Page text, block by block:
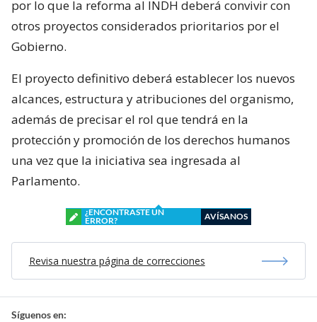
por lo que la reforma al INDH deberá convivir con
otros proyectos considerados prioritarios por el
Gobierno.
El proyecto definitivo deberá establecer los nuevos
alcances, estructura y atribuciones del organismo,
además de precisar el rol que tendrá en la
protección y promoción de los derechos humanos
una vez que la iniciativa sea ingresada al
Parlamento.
¿ENCONTRASTE UN
ERROR?
AVÍSANOS
Revisa nuestra página de correcciones
Síguenos en: